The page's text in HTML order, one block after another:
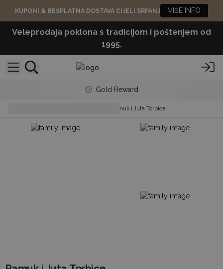
KUPONI & BESPLATNA DOSTAVA CIJELI SRPANJ VIŠE INFO
Veleprodaja poklona s tradicijom i poštenjem od
1995.
Gold Reward
Pamuk i Juta Torbice